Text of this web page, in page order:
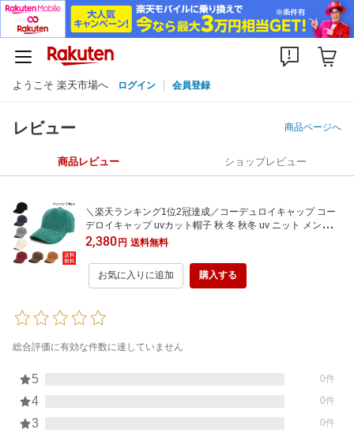
ようこそ 楽天市場へ ログイン 会員登録
レビュー 商品ページへ
商品レビュー ショップレビュー
＼楽天ランキング1位2冠達成／コーデュロイキャップ コー
デロイキャップ uvカット帽子 秋 冬 秋冬 uv ニット メンズ
ブラック ネイビー グレー ベージュ キャメル ブラウン ワイ
ン グリーン
2,380円 送料無料
お気に入りに追加 購入する
総合評価に有効な件数に達していません
5 0件
4 0件
3 0件